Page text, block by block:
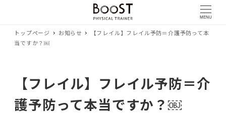
MENU
トップページ お知らせ
【フレイル】フレイル予防＝介護予防って本
当ですか？￼
【フレイル】フレイル予防＝介
護予防って本当ですか？￼